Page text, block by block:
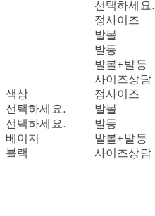
색상
선택하세요.
선택하세요.
베이지
블랙
선택하세요.
정사이즈
발볼
발등
발볼+발등
사이즈상담
정사이즈
발볼
발등
발볼+발등
사이즈상담